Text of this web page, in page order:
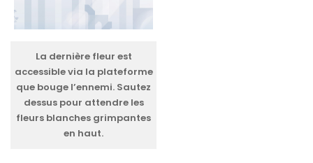
La dernière fleur est
accessible via la plateforme
que bouge l’ennemi. Sautez
dessus pour attendre les
fleurs blanches grimpantes
en haut.